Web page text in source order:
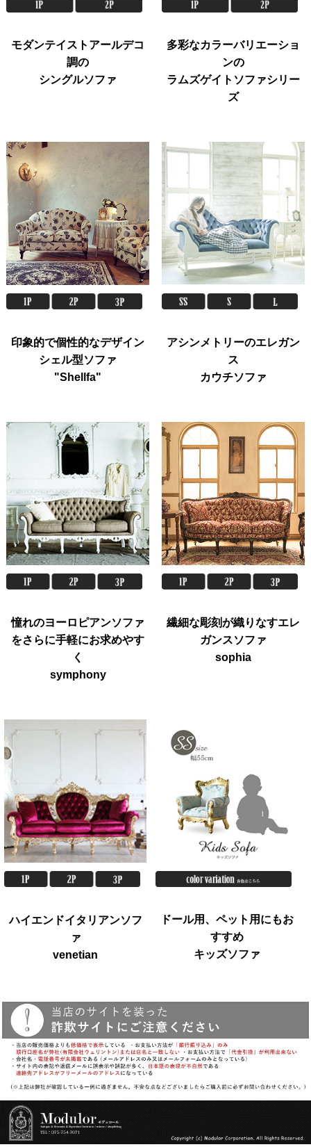
モダンテイストアールデコ
調の
シングルソファ
多彩なカラーバリエーショ
ンの
ラムズゲイトソファシリー
ズ
印象的で個性的なデザイン
シェル型ソファ
"Shellfa"
アシンメトリーのエレガン
ス
カウチソファ
憧れのヨーロピアンソファ
をさらに手軽にお求めやす
く
symphony
繊細な彫刻が織りなすエレ
ガンスソファ
sophia
ハイエンドイタリアンソフ
ァ
venetian
ドール用、ペット用にもお
すすめ
キッズソファ